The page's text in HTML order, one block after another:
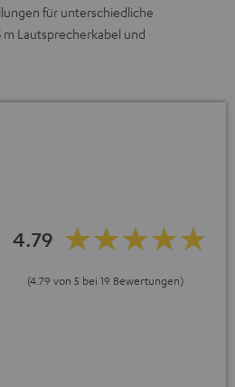
für unterschiedliche
Lautsprecherkabel und
4.79
(4.79 von 5 bei 19 Bewertungen)